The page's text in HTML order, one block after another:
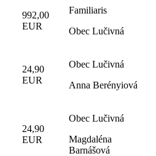
992,00
EUR
Familiaris
Obec Lučivná
24,90
EUR
Obec Lučivná
Anna Berényiová
24,90
EUR
Obec Lučivná
Magdaléna
Barnášová